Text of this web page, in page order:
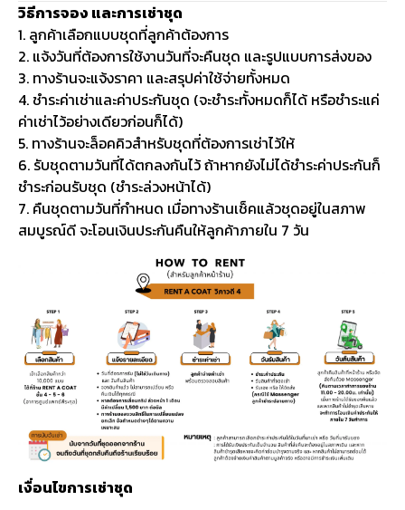
วิธีการจอง และการเช่าชุด
1. ลูกค้าเลือกแบบชุดที่ลูกค้าต้องการ
2. แจ้งวันที่ต้องการใช้งานวันที่จะคืนชุด และรูปแบบการส่งของ
3. ทางร้านจะแจ้งราคา และสรุปค่าใช้จ่ายทั้งหมด
4. ชำระค่าเช่าและค่าประกันชุด (จะชำระทั้งหมดก็ได้ หรือชำระแค่
ค่าเช่าไว้อย่างเดียวก่อนก็ได้)
5. ทางร้านจะล็อคคิวสำหรับชุดที่ต้องการเช่าไว้ให้
6. รับชุดตามวันที่ได้ตกลงกันไว้ ถ้าหากยังไม่ได้ชำระค่าประกันก็
ชำระก่อนรับชุด (ชำระล่วงหน้าได้)
7. คืนชุดตามวันที่กำหนด เมื่อทางร้านเช็คแล้วชุดอยู่ในสภาพ
สมบูรณ์ดี จะโอนเงินประกันคืนให้ลูกค้าภายใน 7 วัน
เงื่อนไขการเช่าชุด